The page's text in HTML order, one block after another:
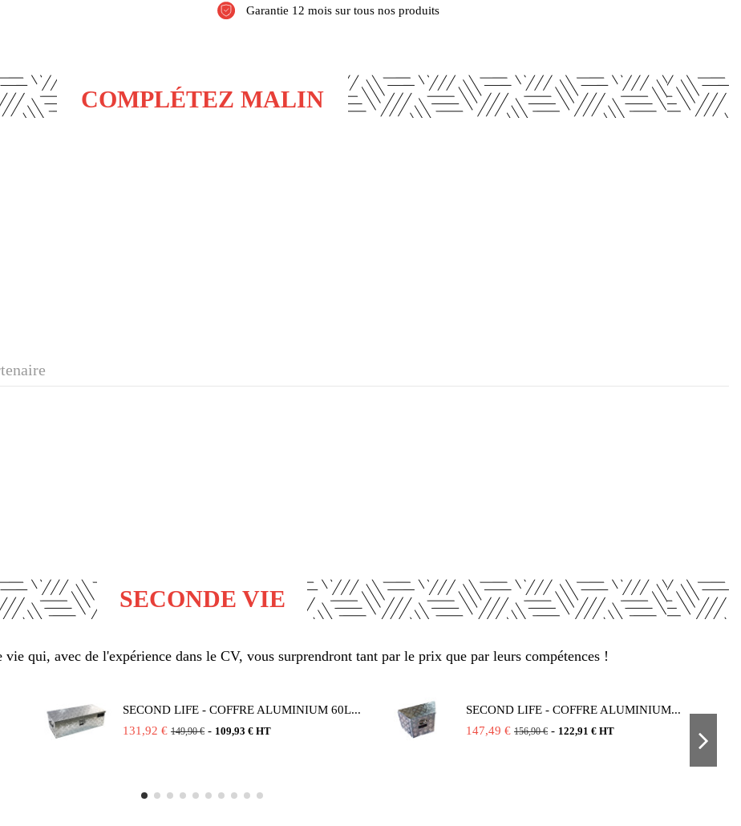
Garantie 12 mois sur tous nos produits
COMPLÉTEZ MALIN
SECONDE VIE
vie qui, avec de l'expérience dans le CV, vous surprendront tant par le prix que par leurs compétences !
SECOND LIFE - COFFRE ALUMINIUM 60L...
131,92 € 149,90 € - 109,93 € HT
SECOND LIFE - COFFRE ALUMINIUM...
147,49 € 156,90 € - 122,91 € HT